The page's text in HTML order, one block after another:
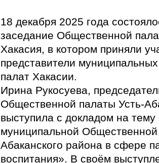
18 декабря 2025 года
заседание Общественной
Хакасия, в котором приняли
представители
палат Хакасии.
Ирина Рукосуева,
Общественной палаты Усть-
выступила с докладом на
муниципальной
Абаканского района в сфере
воспитания». В своём